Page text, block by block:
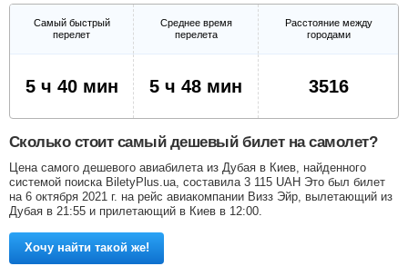
Самый быстрый
перелет
Среднее время
перелета
Расстояние между
городами
5 ч 40 мин 5 ч 48 мин 3516
Сколько стоит самый дешевый билет на самолет?
Цена самого дешевого авиабилета из Дубая в Киев, найденного
системой поиска BiletyPlus.ua, составила 3 115 UAH Это был билет
на 6 октября 2021 г. на рейс авиакомпании Визз Эйр, вылетающий из
Дубая в 21:55 и прилетающий в Киев в 12:00.
Хочу найти такой же!